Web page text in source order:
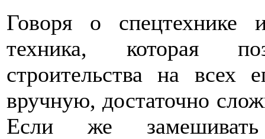
Говоря о спецтехнике
техника, которая
строительства на всех
вручную, достаточно
Если же